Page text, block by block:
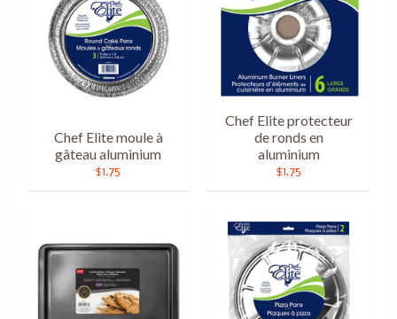
Chef Elite moule à
gâteau aluminium
$1.75
Chef Elite protecteur
de ronds en
aluminium
$1.75